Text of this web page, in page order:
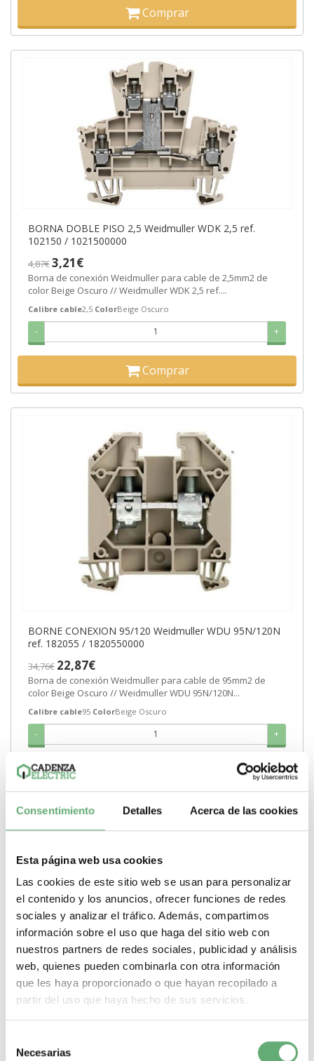
Consentimiento Detalles Acerca de las cookies
Esta página web usa cookies
Las cookies de este sitio web se usan para personalizar
el contenido y los anuncios, ofrecer funciones de redes
sociales y analizar el tráfico. Además, compartimos
información sobre el uso que haga del sitio web con
nuestros partners de redes sociales, publicidad y análisis
web, quienes pueden combinarla con otra información
que les haya proporcionado o que hayan recopilado a
partir del uso que haya hecho de sus servicios.
Necesarias
Comprar
BORNA DOBLE PISO 2,5 Weidmuller WDK 2,5 ref.
102150 / 1021500000
4,87€3,21€
Borna de conexión Weidmuller para cable de 2,5mm2 de
color Beige Oscuro // Weidmuller WDK 2,5 ref....
Calibre cable2,5 ColorBeige Oscuro
- +
Comprar
BORNE CONEXION 95/120 Weidmuller WDU 95N/120N
ref. 182055 / 1820550000
34,76€ 22,87€
Borna de conexión Weidmuller para cable de 95mm2 de
color Beige Oscuro // Weidmuller WDU 95N/120N...
Calibre cable95 ColorBeige Oscuro
- +
951219 / 9512190000